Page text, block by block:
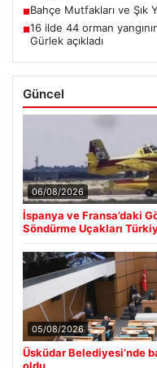
■Bahçe Mutfakları ve Şık
■16 ilde 44 orman
Gürlek açıkladı
Güncel
06/08/2026
İspanya ve Fransa’daki
Söndürme Uçakları
05/08/2026
Üsküdar Belediyesi’nde